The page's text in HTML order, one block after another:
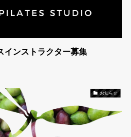
インストラクター募集
お知らせ